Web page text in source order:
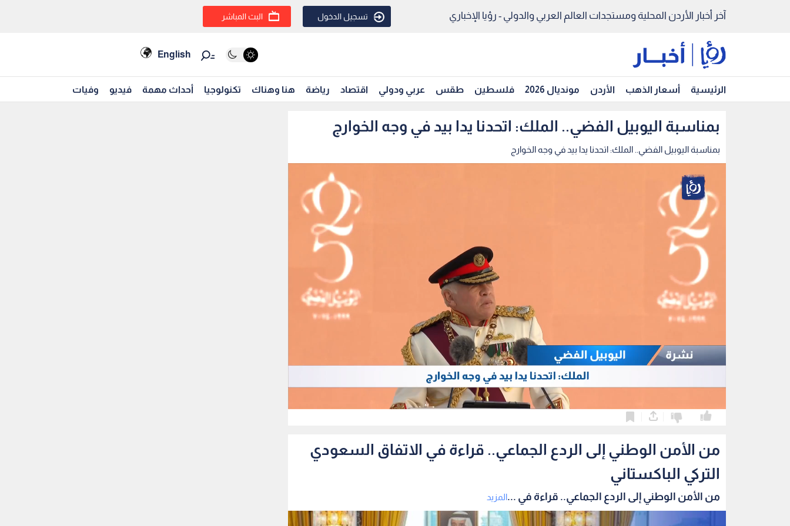
آخر أخبار الأردن المحلية ومستجدات العالم العربي والدولي - رؤيا الإخباري تسجيل الدخول البث المباشر
English
الرئيسية أسعار الذهب الأردن مونديال 2026 فلسطين طقس عربي ودولي اقتصاد رياضة هنا وهناك تكنولوجيا أحداث مهمة فيديو وفيات
بمناسبة اليوبيل الفضي.. الملك: اتحدنا يدا بيد في وجه الخوارج
بمناسبة اليوبيل الفضي.. الملك: اتحدنا يدا بيد في وجه الخوارج
من الأمن الوطني إلى الردع الجماعي.. قراءة في الاتفاق السعودي
التركي الباكستاني
من الأمن الوطني إلى الردع الجماعي.. قراءة في ...المزيد